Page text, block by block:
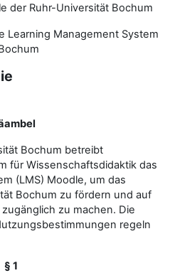
der Ruhr-Universität Bochum
Learning Management System
Bochum betreibt
für Wissenschaftsdidaktik das
(LMS) Moodle, um das
Bochum zu fördern und auf
zu machen. Die
regeln
§ 1